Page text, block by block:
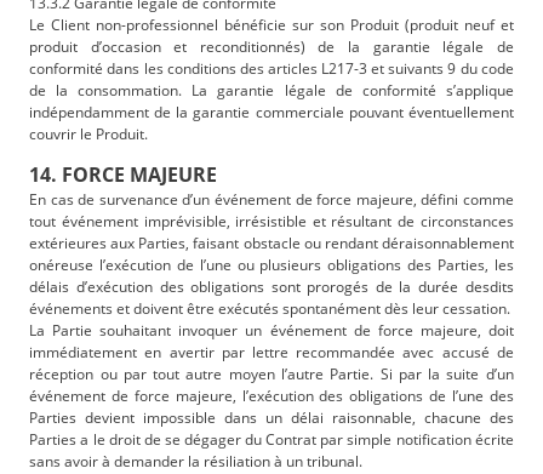
Le Client non-professionnel bénéficie sur son Produit (produit neuf et
produit d’occasion et reconditionnés) de la garantie légale de
conformité dans les conditions des articles L217-3 et suivants 9 du code
de la consommation. La garantie légale de conformité s’applique
indépendamment de la garantie commerciale pouvant éventuellement
couvrir le Produit.
14. FORCE MAJEURE
En cas de survenance d’un événement de force majeure, défini comme
tout événement imprévisible, irrésistible et résultant de circonstances
extérieures aux Parties, faisant obstacle ou rendant déraisonnablement
onéreuse l’exécution de l’une ou plusieurs obligations des Parties, les
délais d’exécution des obligations sont prorogés de la durée desdits
événements et doivent être exécutés spontanément dès leur cessation.
La Partie souhaitant invoquer un événement de force majeure, doit
immédiatement en avertir par lettre recommandée avec accusé de
réception ou par tout autre moyen l’autre Partie. Si par la suite d’un
événement de force majeure, l’exécution des obligations de l’une des
Parties devient impossible dans un délai raisonnable, chacune des
Parties a le droit de se dégager du Contrat par simple notification écrite
sans avoir à demander la résiliation à un tribunal.